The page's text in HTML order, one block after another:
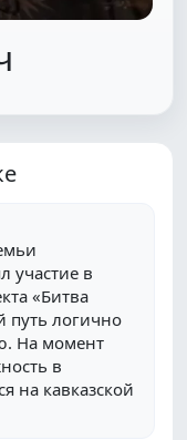
участие в
«Битва
путь логично
На момент
в
на кавказской